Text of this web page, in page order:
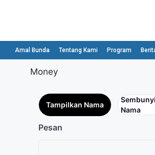
Amal Bunda Tentang Kami Program
Money
Tampilkan Nama
Nama
Pesan